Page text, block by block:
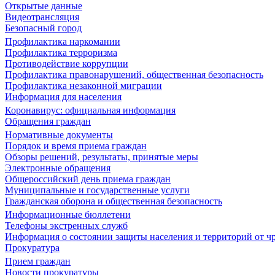
Открытые данные
Видеотрансляция
Безопасный город
Профилактика наркомании
Профилактика терроризма
Противодействие коррупции
Профилактика правонарушений, общественная безопасность
Профилактика незаконной миграции
Информация для населения
Коронавирус: официальная информация
Обращения граждан
Нормативные документы
Порядок и время приема граждан
Обзоры решений, результаты, принятые меры
Электронные обращения
Общероссийский день приема граждан
Муниципальные и государственные услуги
Гражданская оборона и общественная безопасность
Информационные бюллетени
Телефоны экстренных служб
Информация о состоянии защиты населения и территорий от
Прокуратура
Прием граждан
Новости прокуратуры